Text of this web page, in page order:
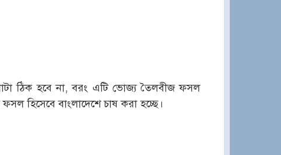
ঠিক হবে না, বরং এটি ভোজ্য তৈলবীজ ফসল
হিসেবে বাংলাদেশে চাষ করা হচ্ছে।